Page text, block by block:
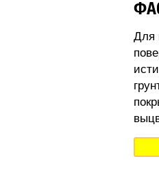
Для